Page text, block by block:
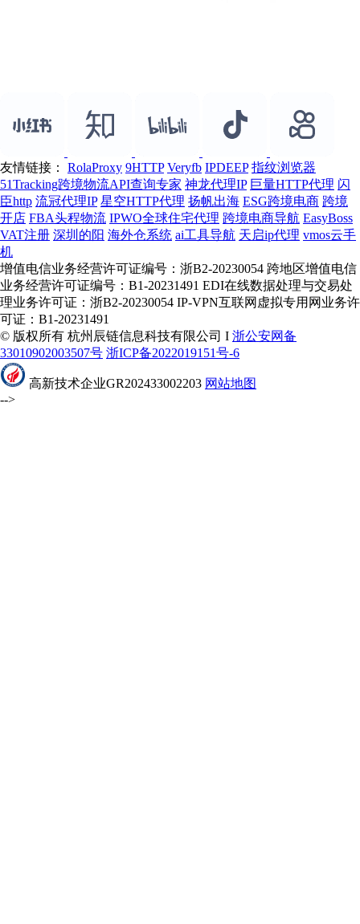
友情链接： RolaProxy 9HTTP Veryfb IPDEEP 指纹浏览器
51Tracking跨境物流API查询专家 神龙代理IP 巨量HTTP代理 闪
臣http 流冠代理IP 星空HTTP代理 扬帆出海 ESG跨境电商 跨境
开店 FBA头程物流 IPWO全球住宅代理 跨境电商导航 EasyBoss
VAT注册 深圳的阳 海外仓系统 ai工具导航 天启ip代理 vmos云手
机
增值电信业务经营许可证编号：浙B2-20230054 跨地区增值电信
业务经营许可证编号：B1-20231491 EDI在线数据处理与交易处
理业务许可证：浙B2-20230054 IP-VPN互联网虚拟专用网业务许
可证：B1-20231491
© 版权所有 杭州辰链信息科技有限公司 I 浙公安网备
33010902003507号 浙ICP备2022019151号-6
高新技术企业GR202433002203 网站地图
-->